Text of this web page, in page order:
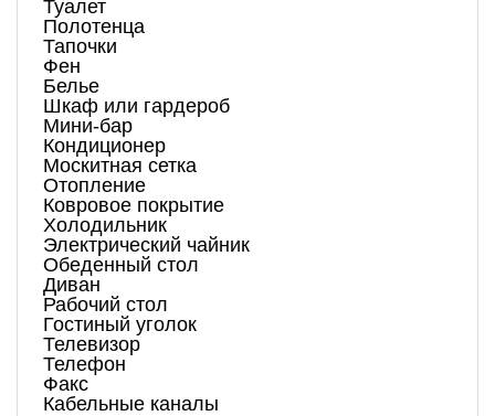
Туалет
Полотенца
Тапочки
Фен
Белье
Шкаф или гардероб
Мини-бар
Кондиционер
Москитная сетка
Отопление
Ковровое покрытие
Холодильник
Электрический чайник
Обеденный стол
Диван
Рабочий стол
Гостиный уголок
Телевизор
Телефон
Факс
Кабельные каналы